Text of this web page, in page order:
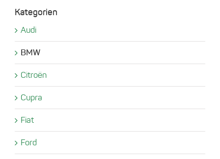
Kategorien
Audi
BMW
Citroën
Cupra
Fiat
Ford